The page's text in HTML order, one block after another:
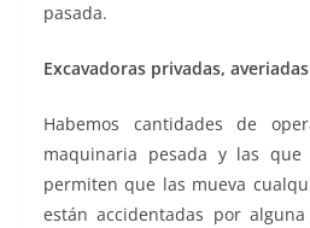
pasada.
Excavadoras privadas,
Habemos cantidades de
maquinaria pesada y las
permiten que las mueva
están accidentadas por